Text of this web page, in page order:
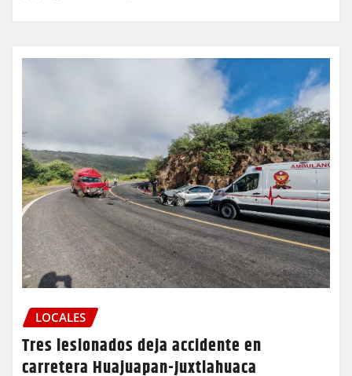
LOCALES
Tres lesionados deja accidente en
carretera Huajuapan-Juxtlahuaca